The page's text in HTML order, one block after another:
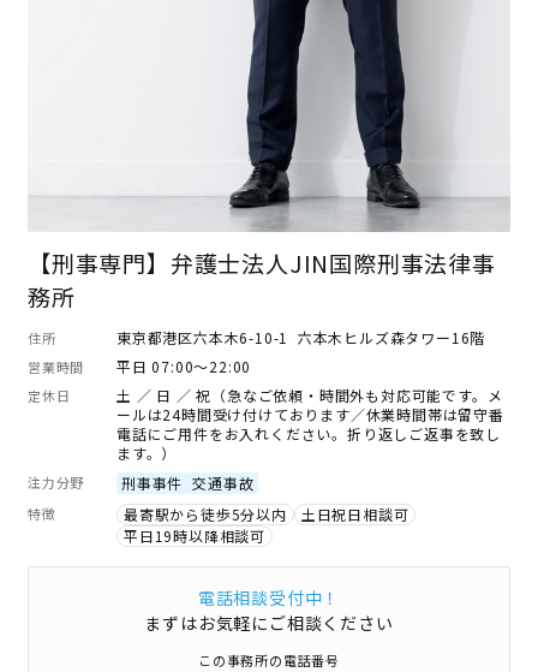
【刑事専門】弁護士法人JIN国際刑事法律事
務所
住所 東京都港区六本木6-10-1 六本木ヒルズ森タワー16階
営業時間 平日 07:00～22:00
定休日
土 ／ 日 ／ 祝（急なご依頼・時間外も対応可能です。メ
ールは24時間受け付けております／休業時間帯は留守番
電話にご用件をお入れください。折り返しご返事を致し
ます。）
注力分野 刑事事件 交通事故
特徴 最寄駅から徒歩5分以内
土日祝日相談可
平日19時以降相談可
電話相談受付中！
まずはお気軽にご相談ください
この事務所の電話番号